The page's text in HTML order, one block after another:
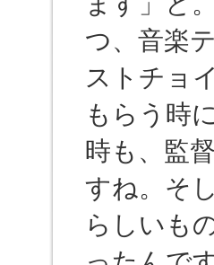
つ、音楽
ストチョ
もらう時
時も、監
すね。そ
らしいも